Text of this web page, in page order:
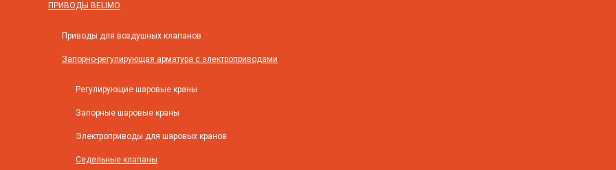
ПРИВОДЫ BELIMO
Приводы для воздушных клапанов
Запорно-регулирующая арматура с электроприводами
Регулирующие шаровые краны
Запорные шаровые краны
Электроприводы для шаровых кранов
Седельные клапаны